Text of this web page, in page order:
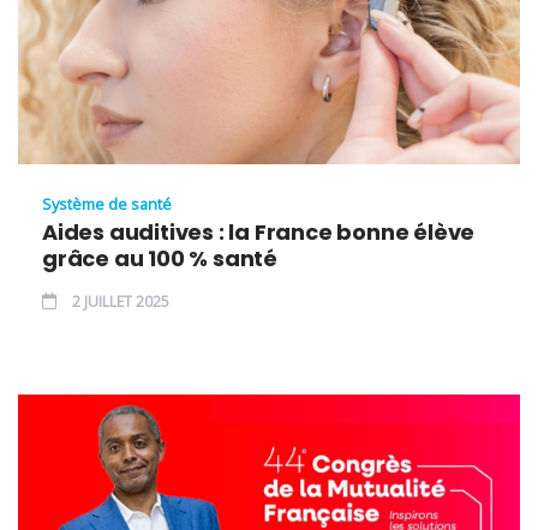
Système de santé
Aides auditives : la France bonne élève
grâce au 100 % santé
2 JUILLET 2025